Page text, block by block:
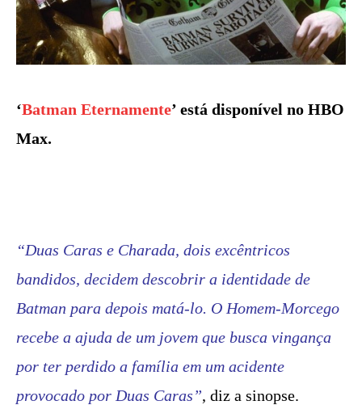
‘Batman Eternamente’ está disponível no HBO
Max.
“Duas Caras e Charada, dois excêntricos
bandidos, decidem descobrir a identidade de
Batman para depois matá-lo. O Homem-Morcego
recebe a ajuda de um jovem que busca vingança
por ter perdido a família em um acidente
provocado por Duas Caras”, diz a sinopse.